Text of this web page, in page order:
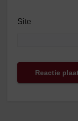
Site